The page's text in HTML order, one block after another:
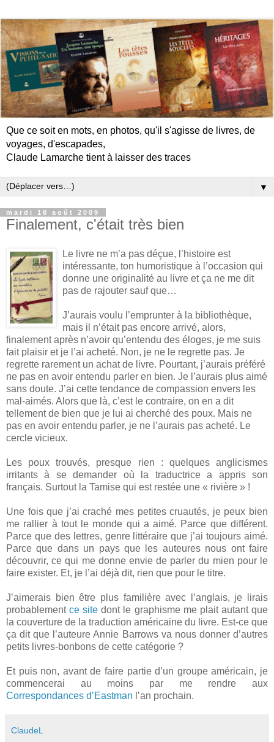
Que ce soit en mots, en photos, qu'il s'agisse de livres, de
voyages, d'escapades,
Claude Lamarche tient à laisser des traces
▼
mardi 18 août 2009
Finalement, c'était très bien
Le livre ne m’a pas déçue, l’histoire est
intéressante, ton humoristique à l’occasion qui
donne une originalité au livre et ça ne me dit
pas de rajouter sauf que…
J’aurais voulu l’emprunter à la bibliothèque,
mais il n’était pas encore arrivé, alors,
finalement après n’avoir qu’entendu des éloges, je me suis
fait plaisir et je l’ai acheté. Non, je ne le regrette pas. Je
regrette rarement un achat de livre. Pourtant, j’aurais préféré
ne pas en avoir entendu parler en bien. Je l’aurais plus aimé
sans doute. J’ai cette tendance de compassion envers les
mal-aimés. Alors que là, c’est le contraire, on en a dit
tellement de bien que je lui ai cherché des poux. Mais ne
pas en avoir entendu parler, je ne l’aurais pas acheté. Le
cercle vicieux.
Les poux trouvés, presque rien : quelques anglicismes
irritants à se demander où la traductrice a appris son
français. Surtout la Tamise qui est restée une « rivière » !
Une fois que j’ai craché mes petites cruautés, je peux bien
me rallier à tout le monde qui a aimé. Parce que différent.
Parce que des lettres, genre littéraire que j’ai toujours aimé.
Parce que dans un pays que les auteures nous ont faire
découvrir, ce qui me donne envie de parler du mien pour le
faire exister. Et, je l’ai déjà dit, rien que pour le titre.
J’aimerais bien être plus familière avec l’anglais, je lirais
probablementce site dont le graphisme me plait autant que
la couverture de la traduction américaine du livre. Est-ce que
ça dit que l’auteure Annie Barrows va nous donner d’autres
petits livres-bonbons de cette catégorie ?
Et puis non, avant de faire partie d’un groupe américain, je
commencerai au moins par me rendre aux
Correspondances d’Eastman l’an prochain.
ClaudeL